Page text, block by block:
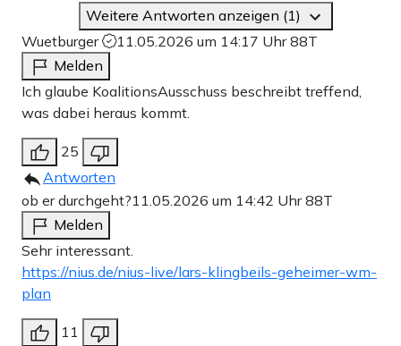
Weitere Antworten anzeigen (1)
Wuetburger
11.05.2026 um 14:17 Uhr88T
Melden
Ich glaube KoalitionsAusschuss beschreibt treffend,
was dabei heraus kommt.
25
Antworten
ob er durchgeht?11.05.2026 um 14:42 Uhr88T
Melden
Sehr interessant.
https://nius.de/nius-live/lars-klingbeils-geheimer-wm-
plan
11